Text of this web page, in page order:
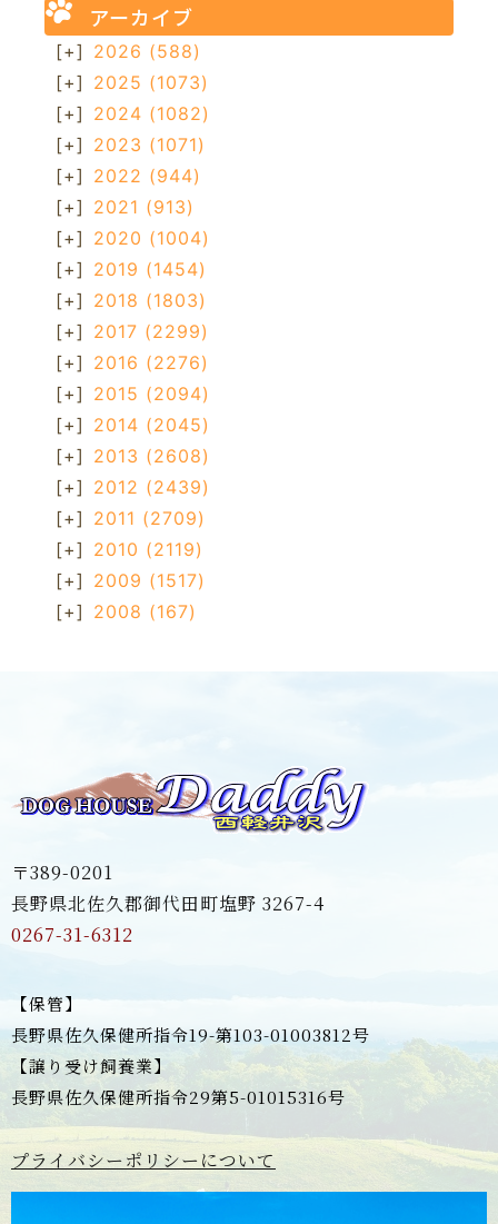
アーカイブ
[+] 2026 (588)
[+] 2025 (1073)
[+] 2024 (1082)
[+] 2023 (1071)
[+] 2022 (944)
[+] 2021 (913)
[+] 2020 (1004)
[+] 2019 (1454)
[+] 2018 (1803)
[+] 2017 (2299)
[+] 2016 (2276)
[+] 2015 (2094)
[+] 2014 (2045)
[+] 2013 (2608)
[+] 2012 (2439)
[+] 2011 (2709)
[+] 2010 (2119)
[+] 2009 (1517)
[+] 2008 (167)
〒389-0201
長野県北佐久郡御代田町塩野 3267-4
0267-31-6312
【保管】
長野県佐久保健所指令19-第103-01003812号
【譲り受け飼養業】
長野県佐久保健所指令29第5-01015316号
プライバシーポリシーについて